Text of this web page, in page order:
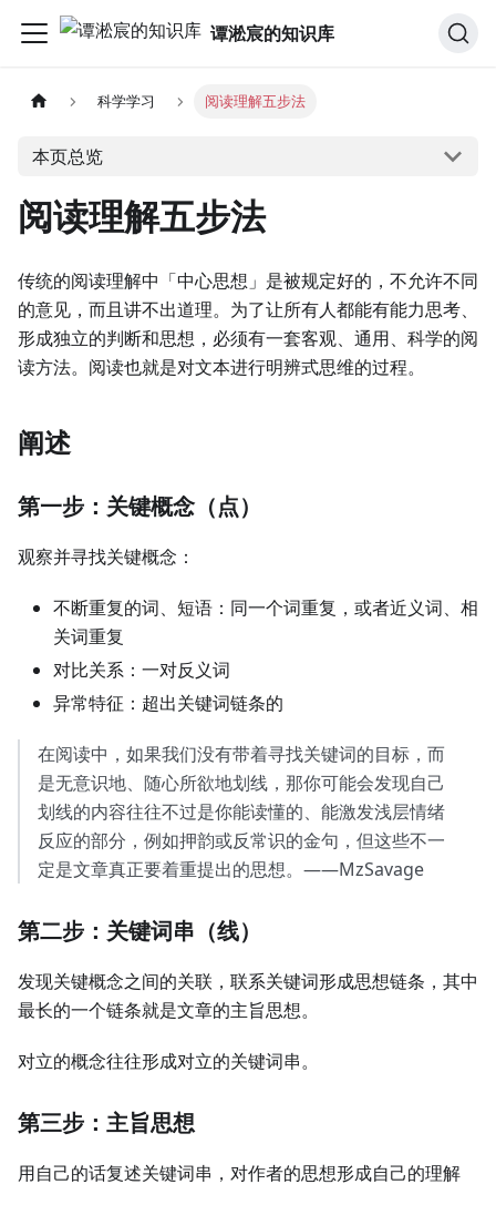
谭淞宸的知识库
科学学习 阅读理解五步法
本页总览
阅读理解五步法
传统的阅读理解中「中心思想」是被规定好的，不允许不同
的意见，而且讲不出道理。为了让所有人都能有能力思考、
形成独立的判断和思想，必须有一套客观、通用、科学的阅
读方法。阅读也就是对文本进行明辨式思维的过程。
阐述
第一步：关键概念（点）
观察并寻找关键概念：
不断重复的词、短语：同一个词重复，或者近义词、相
关词重复
对比关系：一对反义词
异常特征：超出关键词链条的
在阅读中，如果我们没有带着寻找关键词的目标，而
是无意识地、随心所欲地划线，那你可能会发现自己
划线的内容往往不过是你能读懂的、能激发浅层情绪
反应的部分，例如押韵或反常识的金句，但这些不一
定是文章真正要着重提出的思想。——MzSavage
第二步：关键词串（线）
发现关键概念之间的关联，联系关键词形成思想链条，其中
最长的一个链条就是文章的主旨思想。
对立的概念往往形成对立的关键词串。
第三步：主旨思想
用自己的话复述关键词串，对作者的思想形成自己的理解